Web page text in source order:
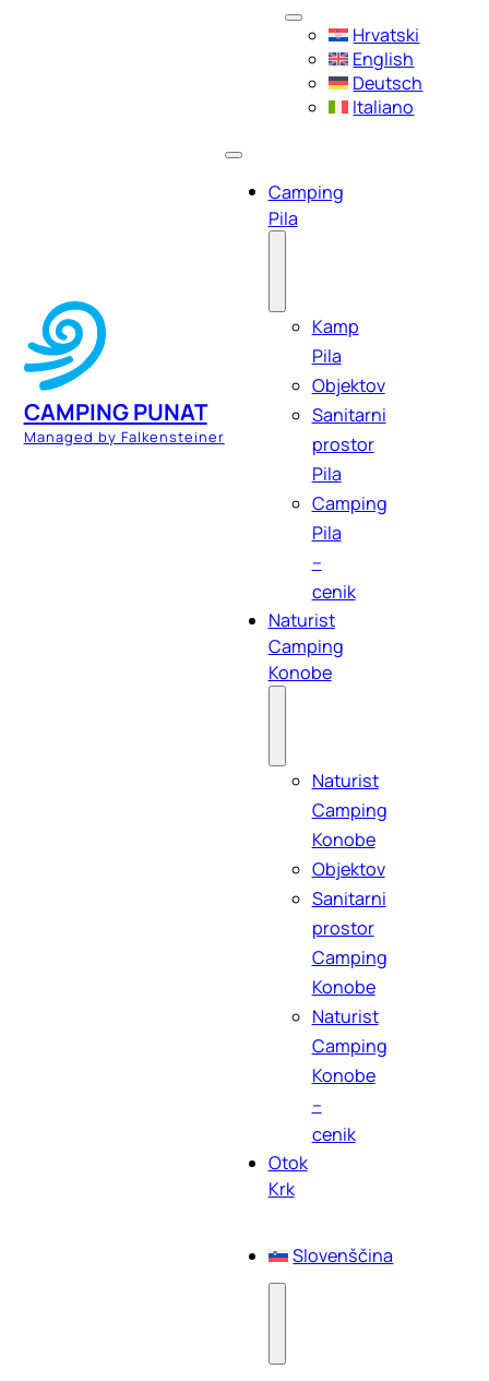
CAMPING PUNAT
Managed by Falkensteiner
Hrvatski
English
Deutsch
Italiano
Camping
Pila
Kamp
Pila
Objektov
Sanitarni
prostor
Pila
Camping
Pila
–
cenik
Naturist
Camping
Konobe
Naturist
Camping
Konobe
Objektov
Sanitarni
prostor
Camping
Konobe
Naturist
Camping
Konobe
–
cenik
Otok
Krk
Slovenščina